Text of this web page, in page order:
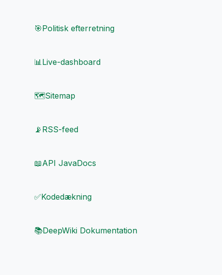
🎯Politisk efterretning
📊 Live-dashboard
🗺️Sitemap
📡 RSS-feed
📖API JavaDocs
✅Kodedækning
📚DeepWiki Dokumentation